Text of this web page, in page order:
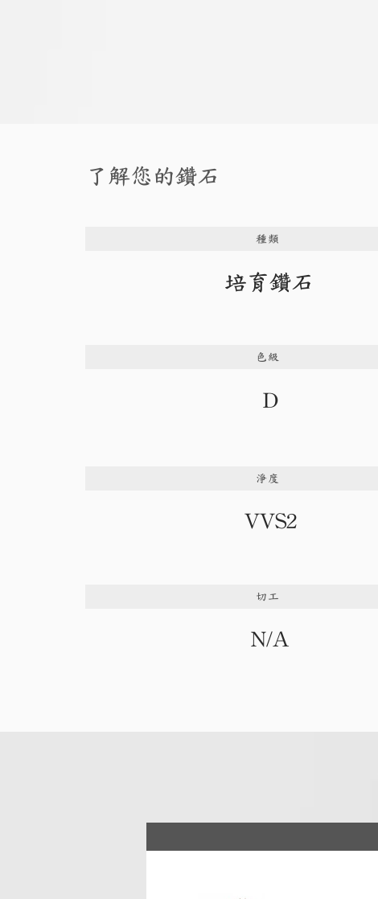
了解您的鑽石
種類
培育鑽石
色級
D
淨度
VVS2
切工
N/A